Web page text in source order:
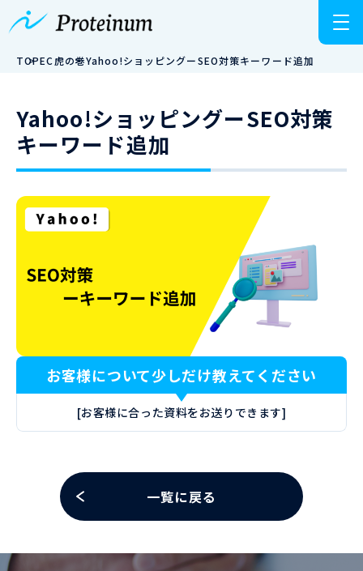
TOPEC虎の巻Yahoo!ショッピングーSEO対策キーワード追加
Yahoo!ショッピングーSEO対策
キーワード追加
お客様について少しだけ教えてください
[お客様に合った資料をお送りできます]
一覧に戻る